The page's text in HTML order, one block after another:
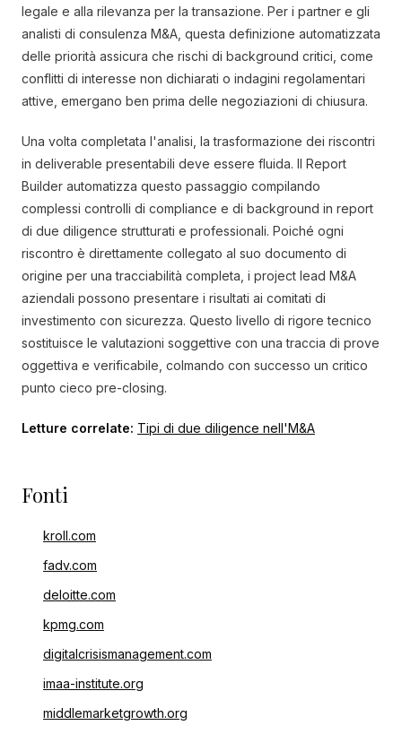
legale e alla rilevanza per la transazione. Per i partner e gli
analisti di consulenza M&A, questa definizione automatizzata
delle priorità assicura che rischi di background critici, come
conflitti di interesse non dichiarati o indagini regolamentari
attive, emergano ben prima delle negoziazioni di chiusura.
Una volta completata l'analisi, la trasformazione dei riscontri
in deliverable presentabili deve essere fluida. Il Report
Builder automatizza questo passaggio compilando
complessi controlli di compliance e di background in report
di due diligence strutturati e professionali. Poiché ogni
riscontro è direttamente collegato al suo documento di
origine per una tracciabilità completa, i project lead M&A
aziendali possono presentare i risultati ai comitati di
investimento con sicurezza. Questo livello di rigore tecnico
sostituisce le valutazioni soggettive con una traccia di prove
oggettiva e verificabile, colmando con successo un critico
punto cieco pre-closing.
Letture correlate: Tipi di due diligence nell'M&A
Fonti
kroll.com
fadv.com
deloitte.com
kpmg.com
digitalcrisismanagement.com
imaa-institute.org
middlemarketgrowth.org